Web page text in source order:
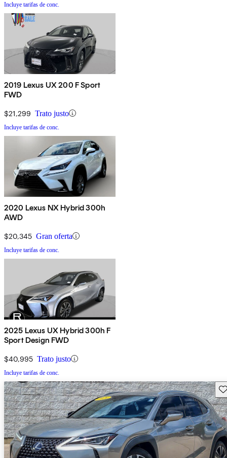
Incluye tarifas de conc.
2019 Lexus UX 200 F Sport
FWD
$21,299 Trato justo
Incluye tarifas de conc.
2020 Lexus NX Hybrid 300h
AWD
$20,345 Gran oferta
Incluye tarifas de conc.
2025 Lexus UX Hybrid 300h F
Sport Design FWD
$40,995 Trato justo
Incluye tarifas de conc.